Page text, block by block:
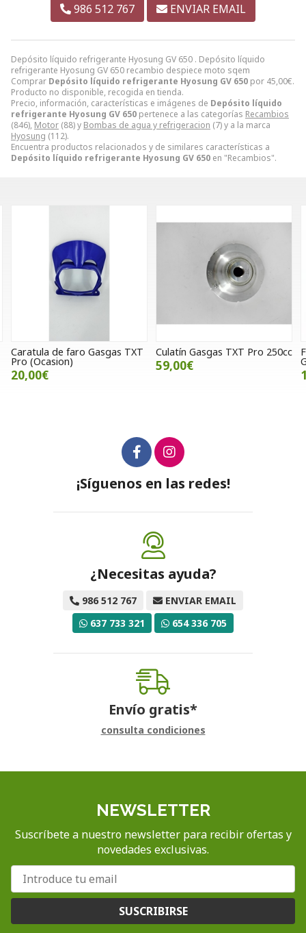
Depósito líquido refrigerante Hyosung GV 650 . Depósito líquido
refrigerante Hyosung GV 650 recambio despiece moto sqem
Comprar Depósito líquido refrigerante Hyosung GV 650 por 45,00€.
Producto no disponible, recogida en tienda.
Precio, información, características e imágenes de Depósito líquido
refrigerante Hyosung GV 650 pertenece a las categorías Recambios
(846), Motor (88) y Bombas de agua y refrigeracion (7) y a la marca
Hyosung (112).
Encuentra productos relacionados y de similares características a
Depósito líquido refrigerante Hyosung GV 650 en "Recambios".
986 512 767 ENVIAR EMAIL
Caratula de faro Gasgas TXT
Pro (Ocasion)
20,00€
Culatín Gasgas TXT Pro 250cc
59,00€
¡Síguenos en las redes!
¿Necesitas ayuda?
986 512 767
ENVIAR EMAIL
637 733 321
654 336 705
Envío gratis*
consulta condiciones
NEWSLETTER
Suscríbete a nuestro newsletter para recibir ofertas y
novedades exclusivas.
SUSCRIBIRSE